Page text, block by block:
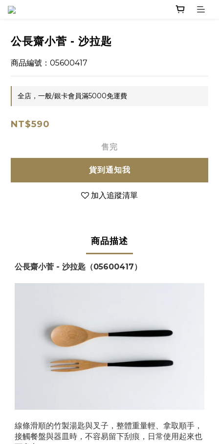
公長齋小菅 - 沙拉匙
商品編號：05600417
全店，一般/銀卡會員滿5000免運費
NT$590
售完
貨到通知我
加入追蹤清單
商品描述
公長齋小菅 - 沙拉匙（05600417）
線條滑順的竹製湯匙與叉子，整體重量輕、拿取順手，
接觸餐盤與器皿時，不容易留下刮痕，日常使用起來也